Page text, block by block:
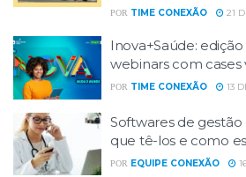
POR TIME CONEXÃO 21
Inova+Saúde:
webinars com
POR TIME CONEXÃO 13
Softwares de
que tê-los e como
POR EQUIPE CONEXÃO